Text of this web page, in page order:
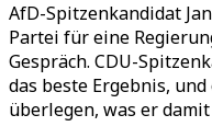
AfD-Spitzenkandidat
Partei für eine
Gespräch. CDU-
das beste Ergebnis,
überlegen, was er